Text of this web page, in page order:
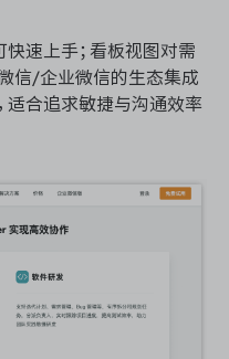
快速上手；看板视图对需
信/企业微信的生态集成
适合追求敏捷与沟通效率